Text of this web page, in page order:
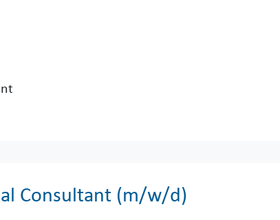
Consultant (m/w/d)